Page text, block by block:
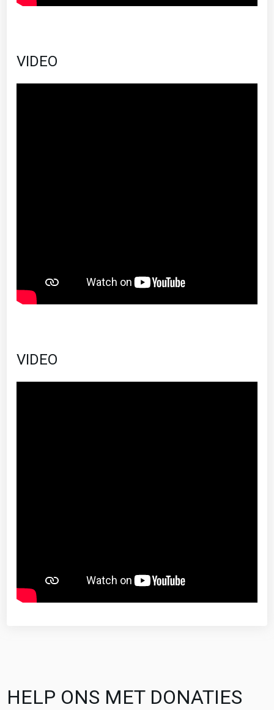
VIDEO
VIDEO
HELP ONS MET DONATIES